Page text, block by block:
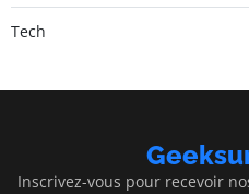
Tech
Inscrivez-vous pour recevoir